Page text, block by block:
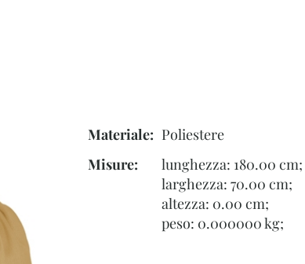
Materiale: Poliestere
Misure:
lunghezza: 180.00 cm;
larghezza: 70.00 cm;
altezza: 0.00 cm;
peso: 0.000000 kg;